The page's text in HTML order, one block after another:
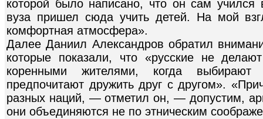
которой было написано, что он сам
вуза пришел сюда учить детей. На мой
комфортная атмосфера».
Далее Даниил Александров обратил
которые показали, что «русские не
коренными жителями, когда
предпочитают дружить друг с другом».
разных наций, — отметил он, — допустим,
они объединяются не по этническим